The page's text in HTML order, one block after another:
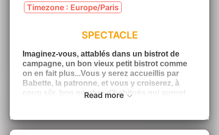
Timezone : Europe/Paris
SPECTACLE
Imaginez-vous, attablés dans un bistrot de
campagne, un bon vieux petit bistrot comme
on en fait plus...Vous y serez accueillis par
Babette, la patronne, et vous y croiserez, à
coup sûr, bon nombre d’habitués qui auront
Vous n’aurez qu’à tendre l’oreille et vous en
apprendrez de belles !!!
Read more